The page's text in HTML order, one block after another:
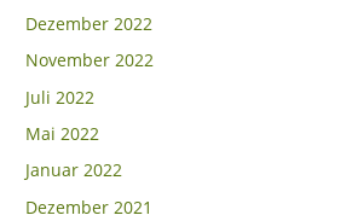
Dezember 2022
November 2022
Juli 2022
Mai 2022
Januar 2022
Dezember 2021